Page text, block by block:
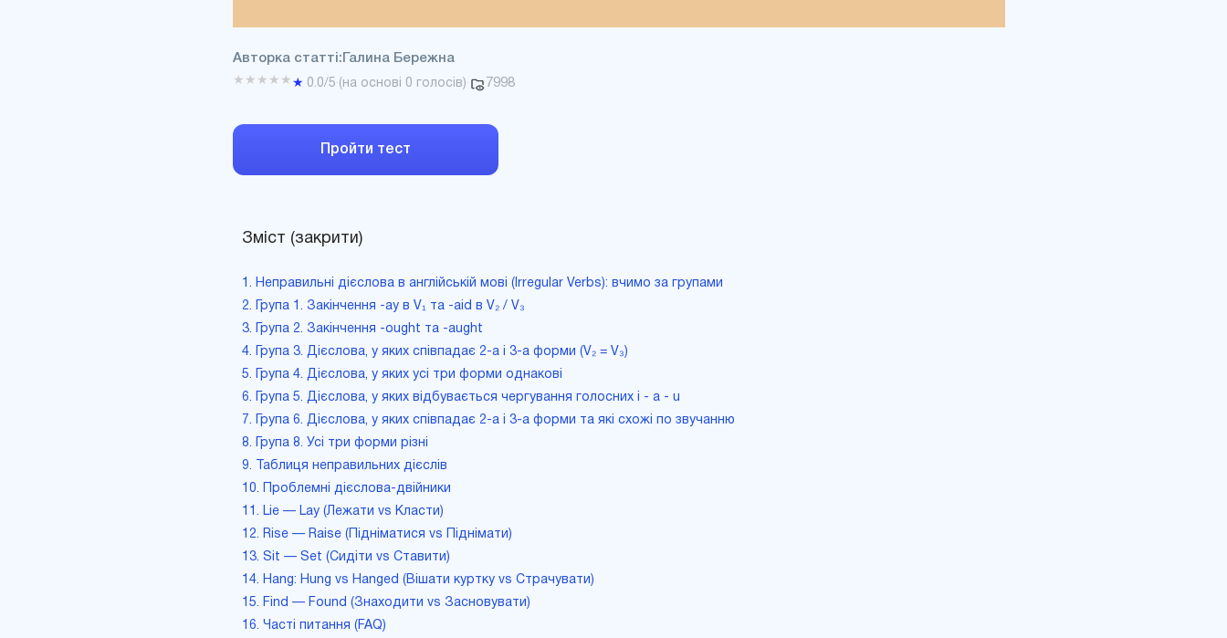
Авторка статті: Галина Бережна
★ ★ ★ ★ ★ ★ 0.0/5·(на основі 0 голосів)· 7998
Пройти тест
Зміст (закрити)
1. Неправильні дієслова в англійській мові (Irregular Verbs): вчимо за групами
2. Група 1. Закінчення -ay в V₁ та -aid в V₂ / V₃
3. Група 2. Закінчення -ought та -aught
4. Група 3. Дієслова, у яких співпадає 2-а і 3-а форми (V₂ = V₃)
5. Група 4. Дієслова, у яких усі три форми однакові
6. Група 5. Дієслова, у яких відбувається чергування голосних i - a - u
7. Група 6. Дієслова, у яких співпадає 2-а і 3-а форми та які схожі по звучанню
8. Група 8. Усі три форми різні
9. Таблиця неправильних дієслів
10. Проблемні дієслова-двійники
11. Lie — Lay (Лежати vs Класти)
12. Rise — Raise (Підніматися vs Піднімати)
13. Sit — Set (Сидіти vs Ставити)
14. Hang: Hung vs Hanged (Вішати куртку vs Страчувати)
15. Find — Found (Знаходити vs Засновувати)
16. Часті питання (FAQ)